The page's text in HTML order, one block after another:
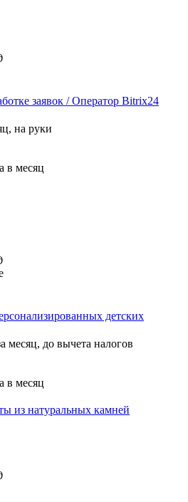
заявок / Оператор Bitrix24
на руки
в месяц
детских
месяц, до вычета налогов
в месяц
из натуральных камней